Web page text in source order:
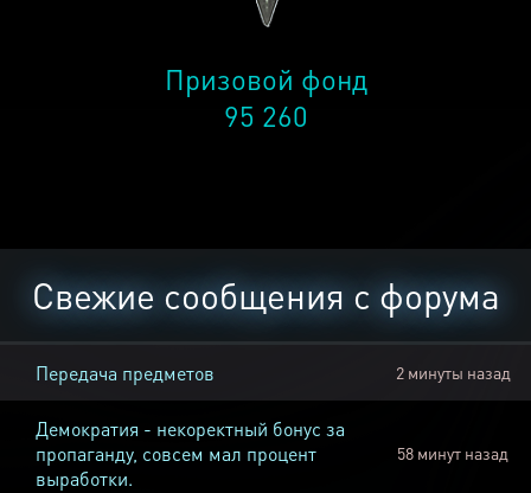
Призовой фонд
95 260
Свежие сообщения с форума
Передача предметов 2 минуты назад
Демократия - некоректный бонус за
пропаганду, совсем мал процент
выработки.
58 минут назад